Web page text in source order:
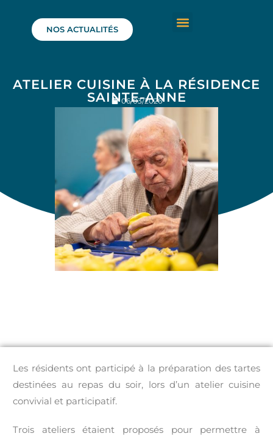
NOS ACTUALITÉS
ATELIER CUISINE À LA RÉSIDENCE
SAINTE-ANNE
06/03/2026
Les résidents ont participé à la préparation des tartes
destinées au repas du soir, lors d’un atelier cuisine
convivial et participatif.
Trois ateliers étaient proposés pour permettre à